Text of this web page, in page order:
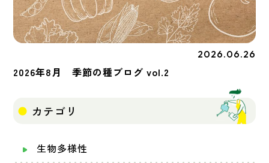
2026.06.26
2026年8月 季節の種ブログ vol.2
カテゴリ
生物多様性